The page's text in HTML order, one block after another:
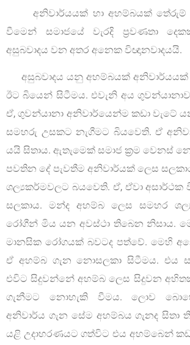
අනිවාර්යයක් හා අහම්බයක් තේරුම්
වීමෙන් සමාජයේ වැරදි ප්‍රවණතා
අසුබවාදය වන අතර අනෙක විඥානවාදයයි.
අසුබවාදය යනු අහම්බයක් අනිවාර්යයක්
ඊට බියෙන් සිටීමය. එවැනි අය
ඒ, ගුවන්යානා අනිවාර්යෙන්ම කඩා වැටේ
සමහරු උසකට නැගීමට බියවෙති. ඒ
යයි සිතාය. ඇතැමෙක් සමාජ ක්‍රම වෙනස්
පවතින දේ පැවතීම අනිවාර්යක් ලෙස
ශල්‍යකර්මවලට බයවෙති. ඒ, ඒවා අසාර්ථක
සලකාය. මන්ද අහම්බ ලෙස සමහර
රෝගීන් මිය යන අවස්ථා තිබෙන නිසාය.
මානසික රෝගයක් බවටද පත්වේ. මෙහි
ඒ අහම්බ ගැන නොසලකා සිටීමය. එය
එවිට සිදුවන්නේ අහම්බ ලෙස සිදුවන
ගැනීමට නොහැකි වීමය. ලොව
අනිවාර්ය ගැන සේම අහම්බය ගැනද සිතා
යළි උදාහරණයට ගත්විට එය අහම්බෙන්